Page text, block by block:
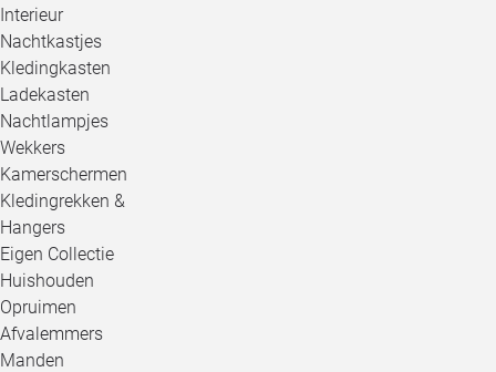
Interieur
Nachtkastjes
Kledingkasten
Ladekasten
Nachtlampjes
Wekkers
Kamerschermen
Kledingrekken &
Hangers
Eigen Collectie
Huishouden
Opruimen
Afvalemmers
Manden